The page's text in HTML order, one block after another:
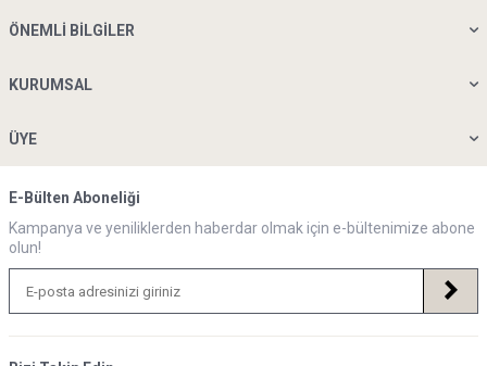
ÖNEMLI BILGILER
KURUMSAL
ÜYE
E-Bülten Aboneliği
Kampanya ve yeniliklerden haberdar olmak için e-bültenimize abone
olun!